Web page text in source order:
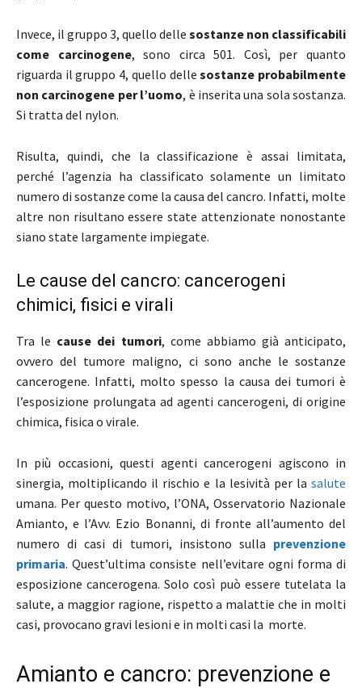
Invece, il gruppo 3, quello delle sostanze non classificabili
come carcinogene, sono circa 501. Così, per quanto
riguarda il gruppo 4, quello dellesostanze probabilmente
non carcinogene per l’uomo, è inserita una sola sostanza.
Si tratta del nylon.
Risulta, quindi, che la classificazione è assai limitata,
perché l’agenzia ha classificato solamente un limitato
numero di sostanze come la causa del cancro. Infatti, molte
altre non risultano essere state attenzionate nonostante
siano state largamente impiegate.
Le cause del cancro: cancerogeni
chimici, fisici e virali
Tra le cause dei tumori, come abbiamo già anticipato,
ovvero del tumore maligno, ci sono anche le sostanze
cancerogene. Infatti, molto spesso la causa dei tumori è
l’esposizione prolungata ad agenti cancerogeni, di origine
chimica, fisica o virale.
In più occasioni, questi agenti cancerogeni agiscono in
sinergia, moltiplicando il rischio e la lesività per la salute
umana. Per questo motivo, l’ONA, Osservatorio Nazionale
Amianto, e l’Avv. Ezio Bonanni, di fronte all’aumento del
numero di casi di tumori, insistono sulla prevenzione
primaria. Quest’ultima consiste nell’evitare ogni forma di
esposizione cancerogena. Solo così può essere tutelata la
salute, a maggior ragione, rispetto a malattie che in molti
casi, provocano gravi lesioni e in molti casi la morte.
Amianto e cancro: prevenzione e